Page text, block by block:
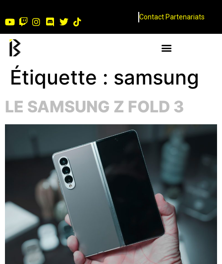
Contact Partenariats
Étiquette : samsung
LE SAMSUNG Z FOLD 3